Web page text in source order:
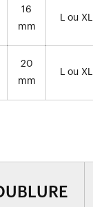
16
mm
L ou XL
20
mm
L ou XL